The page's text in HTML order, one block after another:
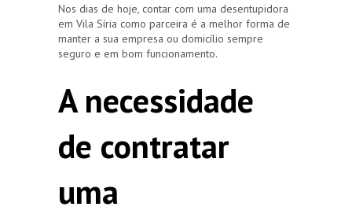
Nos dias de hoje, contar com uma desentupidora
em Vila Síria como parceira é a melhor forma de
manter a sua empresa ou domicílio sempre
seguro e em bom funcionamento.
A necessidade
de contratar
uma